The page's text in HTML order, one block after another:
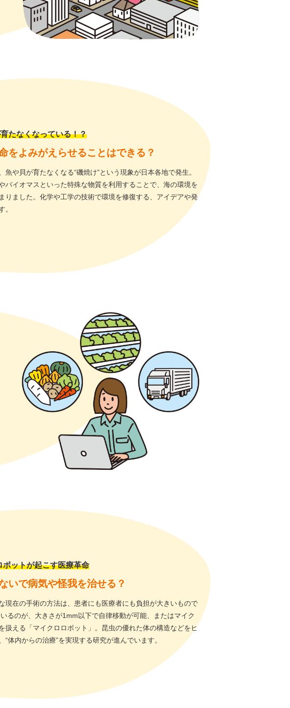
たなくなっている！？
をよみがえらせることはできる？
魚や貝が育たなくなる“磯焼け”という現象が日本各地で発生。
バイオマスといった特殊な物質を利用することで、海の環境を
りました。化学や工学の技術で環境を修復する、アイデアや発
。
ットが起こす医療革命
いで病気や怪我を治せる？
現在の手術の方法は、患者にも医療者にも負担が大きいもので
るのが、大きさが1mm以下で自律移動が可能、またはマイク
扱える「マイクロロボット」。昆虫の優れた体の構造などをヒ
“体内からの治療”を実現する研究が進んでいます。